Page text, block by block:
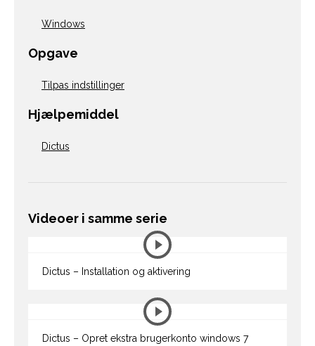
Windows
Opgave
Tilpas indstillinger
Hjælpemiddel
Dictus
Videoer i samme serie
Dictus – Installation og aktivering
Dictus – Opret ekstra brugerkonto windows 7